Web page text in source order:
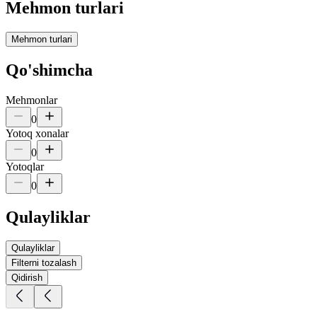
Mehmon turlari
Mehmon turlari
Qo'shimcha
Mehmonlar
0
Yotoq xonalar
0
Yotoqlar
0
Qulayliklar
Qulayliklar
Filterni tozalash
Qidirish